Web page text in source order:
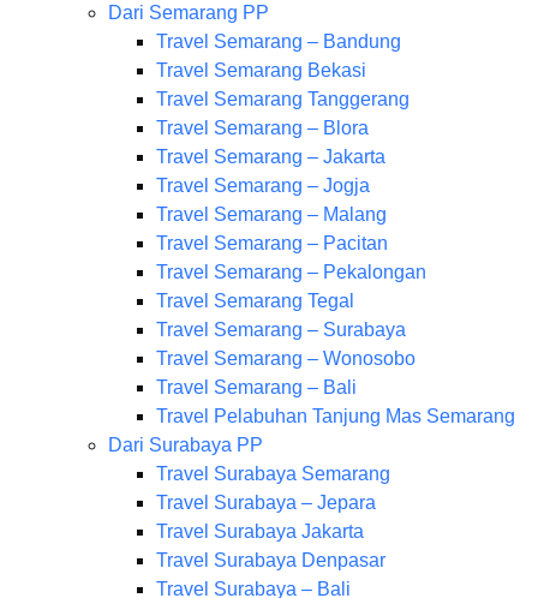
Dari Semarang PP
Travel Semarang – Bandung
Travel Semarang Bekasi
Travel Semarang Tanggerang
Travel Semarang – Blora
Travel Semarang – Jakarta
Travel Semarang – Jogja
Travel Semarang – Malang
Travel Semarang – Pacitan
Travel Semarang – Pekalongan
Travel Semarang Tegal
Travel Semarang – Surabaya
Travel Semarang – Wonosobo
Travel Semarang – Bali
Travel Pelabuhan Tanjung Mas Semarang
Dari Surabaya PP
Travel Surabaya Semarang
Travel Surabaya – Jepara
Travel Surabaya Jakarta
Travel Surabaya Denpasar
Travel Surabaya – Bali